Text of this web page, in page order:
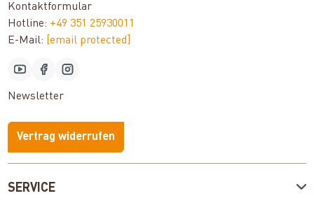
SERVICE
Kontaktformular
Hotline: +49 351 25930011
E-Mail:
[email protected]
Newsletter
Vertrag widerrufen